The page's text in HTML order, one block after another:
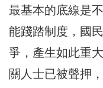
最基本的底線是
能踐踏制度，國
爭，產生如此重
關人士已被聲押